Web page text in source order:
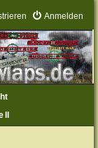
Anmelden